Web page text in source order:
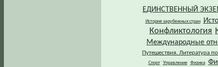
ЕДИНСТВЕННЫЙ
История зарубежных стран
Конфликтология
Международные
Путешествия. Литература
Спорт Управление Физика